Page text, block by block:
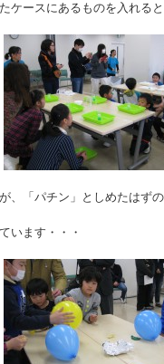
ケースにあるものを入れると
、「パチン」としめたはず
います・・・